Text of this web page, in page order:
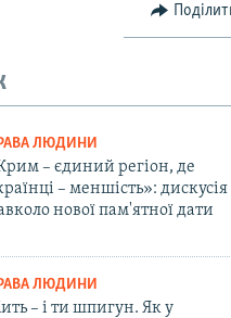
ЛЮДИНИ
– єдиний регіон, де
– меншість»: дискусія
нової пам'ятної дати
ЛЮДИНИ
– і ти шпигун. Як у